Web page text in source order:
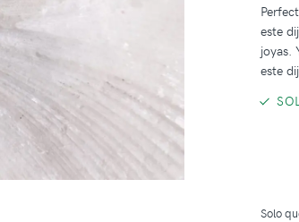
este
joyas.
este
Solo